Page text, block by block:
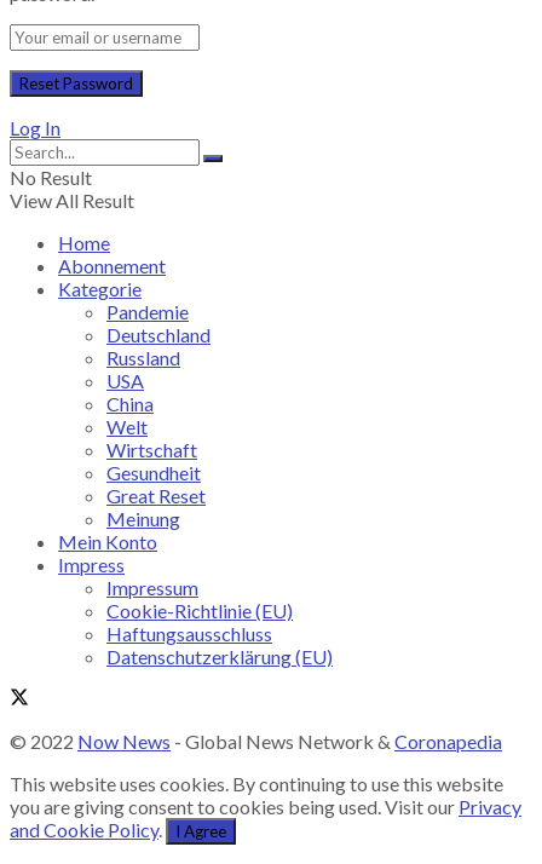
Log In
No Result
View All Result
Home
Abonnement
Kategorie
Pandemie
Deutschland
Russland
USA
China
Welt
Wirtschaft
Gesundheit
Great Reset
Meinung
Mein Konto
Impress
Impressum
Cookie-Richtlinie (EU)
Haftungsausschluss
Datenschutzerklärung (EU)
© 2022 Now News - Global News Network & Coronapedia
This website uses cookies. By continuing to use this website
you are giving consent to cookies being used. Visit our Privacy
and Cookie Policy. I Agree